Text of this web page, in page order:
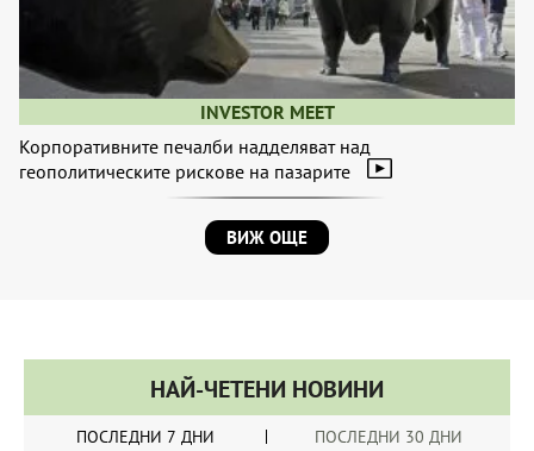
INVESTOR MEET
Корпоративните печалби надделяват над
геополитическите рискове на пазарите
ВИЖ ОЩЕ
НАЙ-ЧЕТЕНИ НОВИНИ
ПОСЛЕДНИ 7 ДНИ ПОСЛЕДНИ 30 ДНИ